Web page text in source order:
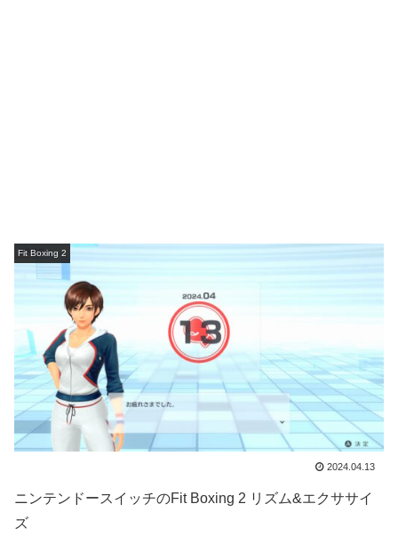
Fit Boxing 2
2024.04.13
ニンテンドースイッチのFit Boxing 2 リズム&エクササイ
ズ